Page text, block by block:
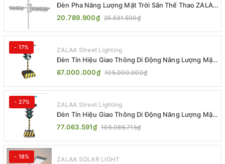
Đèn Pha Năng Lượng Mặt Trời Sân Thể Thao ZALAA
Jsc Chống Nước IP65 Cao Cấp
20.789.900₫ 25.531.500₫
- 17% ZALAA Street Lighting
Đèn Tín Hiệu Giao Thông Di Động Năng Lượng Mặt
Trời ZALAA ZL-300A-D
87.000.000₫ 105.000.000₫
- 27% ZALAA Street Lighting
Đèn Tín Hiệu Giao Thông Di Động Năng Lượng Mặt
Trời ZALAA ZL-409300C
77.063.591₫ 105.086.715₫
- 18% ZALAA SOLAR LIGHT